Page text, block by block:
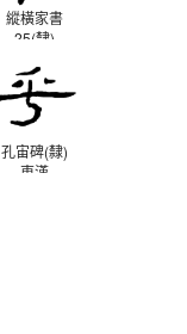
縱橫家書
25(隸)
孔宙碑(隸)
東漢